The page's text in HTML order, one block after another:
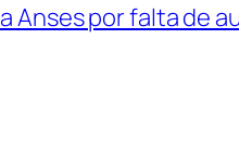
Anses por falta de